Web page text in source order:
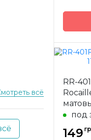
всё
RR-
под
149